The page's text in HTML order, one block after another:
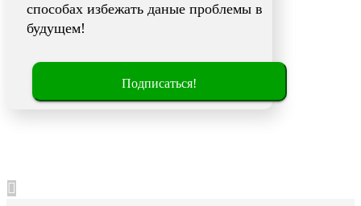
способах избежать даные проблемы в
будущем!
Подписаться!